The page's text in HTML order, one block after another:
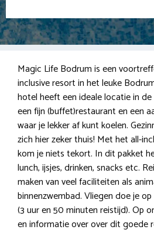
Magic Life Bodrum is een
inclusive resort in het leuke
hotel heeft een ideale locatie in
een fijn (buffet)restaurant en een
waar je lekker af kunt koelen.
zich hier zeker thuis! Met het all-
kom je niets tekort. In dit pakket
lunch, ijsjes, drinken, snacks etc.
maken van veel faciliteiten als
binnenzwembad. Vliegen doe je
(3 uur en 50 minuten reistijd). Op
en informatie over over dit goede